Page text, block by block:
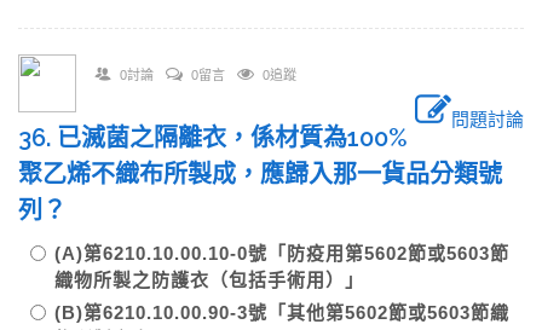
0討論 0留言 0追蹤
問題討論
36. 已滅菌之隔離衣，係材質為100%
聚乙烯不織布所製成，應歸入那一貨品分類號
列？
(A)第6210.10.00.10-0號「防疫用第5602節或5603節
織物所製之防護衣（包括手術用）」
(B)第6210.10.00.90-3號「其他第5602節或5603節織